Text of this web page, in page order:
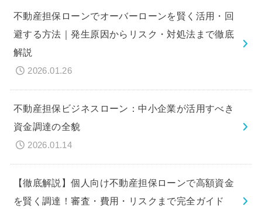
不動産担保ローンでオーバーローンを賢く活用・回
避する方法｜発生原因からリスク・対処法まで徹底
解説
2026.01.26
不動産担保ビジネスローン：中小企業が活用すべき
資金調達の全貌
2026.01.14
【徹底解説】個人向け不動産担保ローンで高額資金
を賢く調達！審査・費用・リスクまで完全ガイド